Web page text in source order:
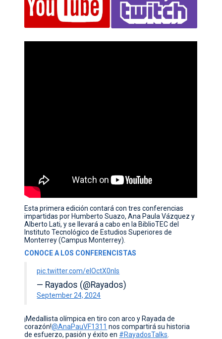
Esta primera edición contará con tres conferencias
impartidas por Humberto Suazo, Ana Paula Vázquez y
Alberto Lati, y se llevará a cabo en la BiblioTEC del
Instituto Tecnológico de Estudios Superiores de
Monterrey (Campus Monterrey).
CONOCE A LOS CONFERENCISTAS
pic.twitter.com/eIOctX0nls
— Rayados (@Rayados)
September 24, 2024
¡Medallista olímpica en tiro con arco y Rayada de
corazón!@AnaPauVF1311 nos compartirá su historia
de esfuerzo, pasión y éxito en #RayadosTalks